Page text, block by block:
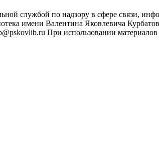
службой по надзору в сфере связи,
имени Валентина Яковлевича
При использовании материалов